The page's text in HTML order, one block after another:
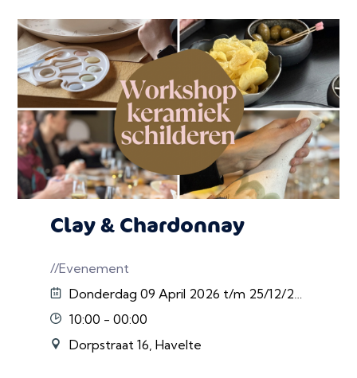
Clay & Chardonnay
//Evenement
Donderdag 09 April 2026 t/m 25/12/2026
10:00 - 00:00
Dorpstraat 16, Havelte